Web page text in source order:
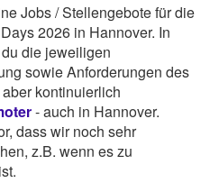
Jobs / Stellengebote für die
2026 in Hannover. In
die jeweiligen
sowie Anforderungen des
kontinuierlich
- auch in Hannover.
dass wir noch sehr
z.B. wenn es zu